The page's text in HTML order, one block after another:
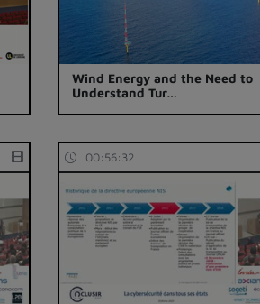
Wind Energy and the Need to
Understand Tur…
00:56:32